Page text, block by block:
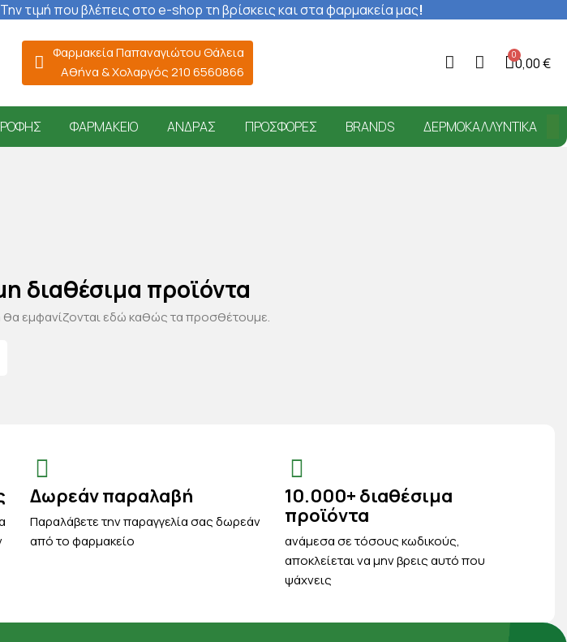
τιμή που βλέπεις στο e-shop τη βρίσκεις και στα φαρμακεία μας!
Φαρμακεία Παπαναγιώτου Θάλεια
Αθήνα & Χολαργός 210 6560866
0,00 €
ΦΑΡΜΑΚΕΊΟ ΆΝΔΡΑΣ ΠΡΟΣΦΟΡΈΣ BRANDS ΔΕΡΜΟΚΑΛΛΥΝΤΙΚΆ
διαθέσιμα προϊόντα
θα εμφανίζονται εδώ καθώς τα προσθέτουμε.
Δωρεάν παραλαβή
Παραλάβετε την παραγγελία σας δωρεάν
από το φαρμακείο
10.000+ διαθέσιμα
προϊόντα
ανάμεσα σε τόσους κωδικούς,
αποκλείεται να μην βρεις αυτό που
ψάχνεις